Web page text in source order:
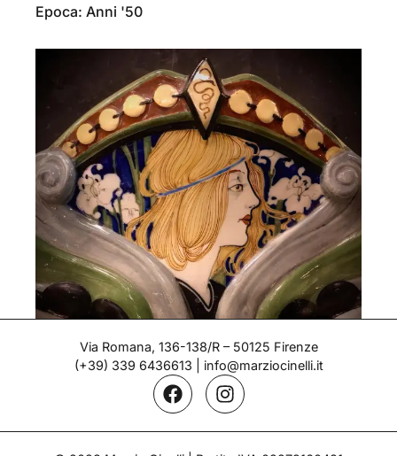
Epoca: Anni '50
Centrotavola Liberty – Salvini
Via Romana, 136-138/R – 50125 Firenze
(+39) 339 6436613
info@marziocinelli.it